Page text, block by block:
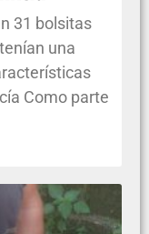
31 bolsitas
una
Como parte